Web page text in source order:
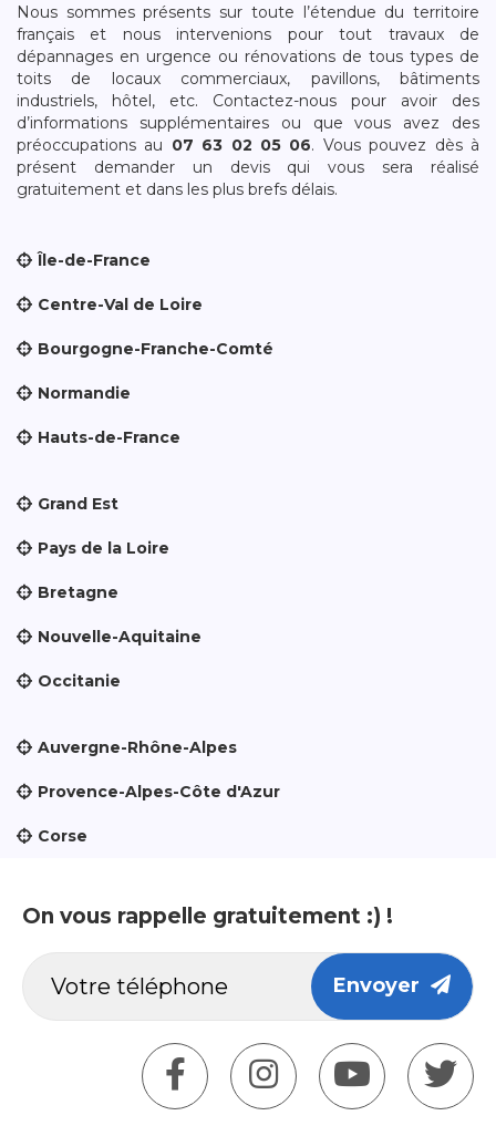
Nous sommes présents sur toute l’étendue du territoire
français et nous intervenions pour tout travaux de
dépannages en urgence ou rénovations de tous types de
toits de locaux commerciaux, pavillons, bâtiments
industriels, hôtel, etc. Contactez-nous pour avoir des
d’informations supplémentaires ou que vous avez des
préoccupations au 07 63 02 05 06. Vous pouvez dès à
présent demander un devis qui vous sera réalisé
gratuitement et dans les plus brefs délais.
Île-de-France
Centre-Val de Loire
Bourgogne-Franche-Comté
Normandie
Hauts-de-France
Grand Est
Pays de la Loire
Bretagne
Nouvelle-Aquitaine
Occitanie
Auvergne-Rhône-Alpes
Provence-Alpes-Côte d'Azur
Corse
On vous rappelle gratuitement :) !
Envoyer